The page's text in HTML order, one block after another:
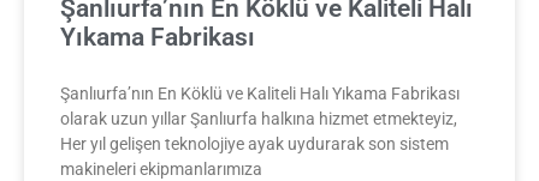
Şanlıurfa’nın En Köklü ve Kaliteli Halı
Yıkama Fabrikası
Şanlıurfa’nın En Köklü ve Kaliteli Halı Yıkama Fabrikası
olarak uzun yıllar Şanlıurfa halkına hizmet etmekteyiz,
Her yıl gelişen teknolojiye ayak uydurarak son sistem
makineleri ekipmanlarımıza